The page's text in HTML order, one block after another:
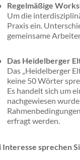
Regelmäßige
Um die
Praxis ein.
gemeinsame
Das Heidelberger
Das „Heidelberger
keine 50 Wörter
Es handelt sich um
nachgewiesen
erfragt werden.
Interesse sprechen